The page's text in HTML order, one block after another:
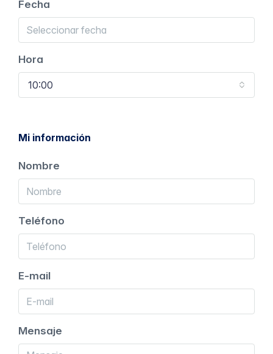
Fecha
Hora
10:00
Mi información
Nombre
Teléfono
E-mail
Mensaje